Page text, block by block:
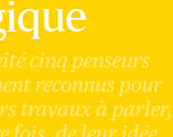
cinq penseurs
reconnus pour
travaux à parler,